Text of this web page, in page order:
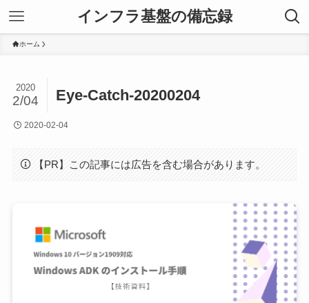
インフラ基盤の備忘録
ホーム
Eye-Catch-20200204
2020
2/04
2020-02-04
【PR】この記事には広告を含む場合があります。